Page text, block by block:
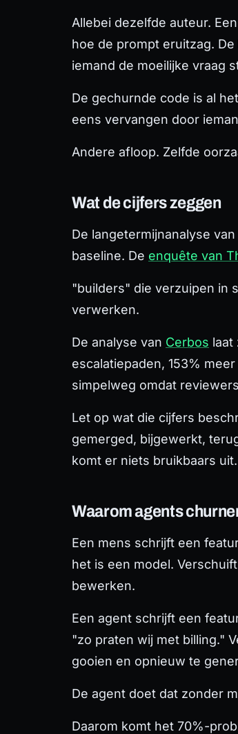
Allebei dezelfde auteur.
hoe de prompt eruitzag.
iemand de moeilijke vraag
De gechurnde code is al
eens vervangen door
Andere afloop. Zelfde
Wat de cijfers zeggen
De langetermijnanalyse
baseline. De enquête van
"builders" die verzuipen in
verwerken.
De analyse van Cerbos laat
escalatiepaden, 153%
simpelweg omdat
Let op wat die cijfers
gemerged, bijgewerkt,
komt er niets bruikbaars uit.
Waarom agents
Een mens schrijft een
het is een model.
bewerken.
Een agent schrijft een
"zo praten wij met billing."
gooien en opnieuw te
De agent doet dat zonder
Daarom komt het 70%-